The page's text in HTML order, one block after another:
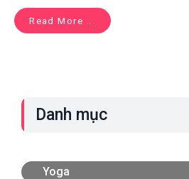
Read More ...
Danh mục
Yoga